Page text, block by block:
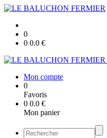
0
0 0.0 €
Mon compte
0
Favoris
0 0.0 €
Mon panier